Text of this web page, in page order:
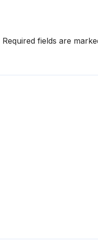
Required fields are